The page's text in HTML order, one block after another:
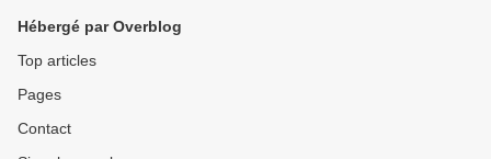
Hébergé par Overblog
Top articles
Pages
Contact